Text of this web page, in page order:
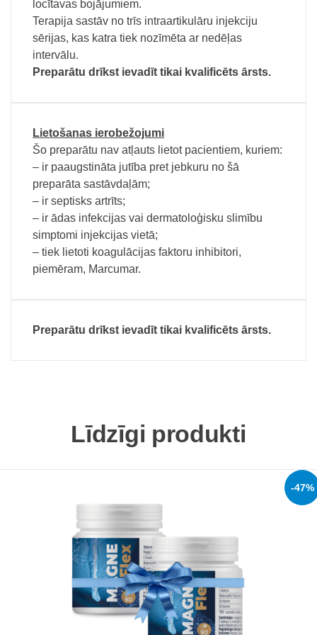
locītavas bojājumiem.
Terapija sastāv no trīs intraartikulāru injekciju
sērijas, kas katra tiek nozīmēta ar nedēļas
intervālu.
Preparātu drīkst ievadīt tikai kvalificēts ārsts.
Lietošanas ierobežojumi
Šo preparātu nav atļauts lietot pacientiem, kuriem:
– ir paaugstināta jutība pret jebkuru no šā
preparāta sastāvdaļām;
– ir septisks artrīts;
– ir ādas infekcijas vai dermatoloģisku slimību
simptomi injekcijas vietā;
– tiek lietoti koagulācijas faktoru inhibitori,
piemēram, Marcumar.
Preparātu drīkst ievadīt tikai kvalificēts ārsts.
Līdzīgi produkti
-47%